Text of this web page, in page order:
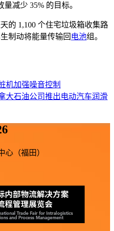
减少 35% 的目标。
的 1,100 个住宅垃圾箱收集路
制动将能量传输回 电池组。
机加强噪音控制
大石油公司推出电动汽车润滑
心（福田）